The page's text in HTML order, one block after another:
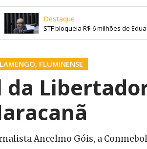
Destaque
STF bloqueia R$ 6 milhões de
, FLUMINENSE
da
Ancelmo Góis, a